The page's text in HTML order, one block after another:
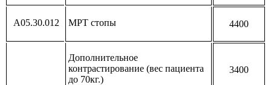
А05.30.012 МРТ стопы 4400
Дополнительное
контрастирование (вес пациента
до 70кг.)
3400